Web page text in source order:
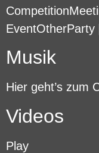
Musik
Hier geht’s zum
Videos
Play